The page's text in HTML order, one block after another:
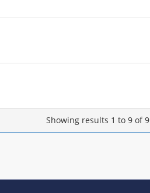
Showing results 1 to 9 of 9